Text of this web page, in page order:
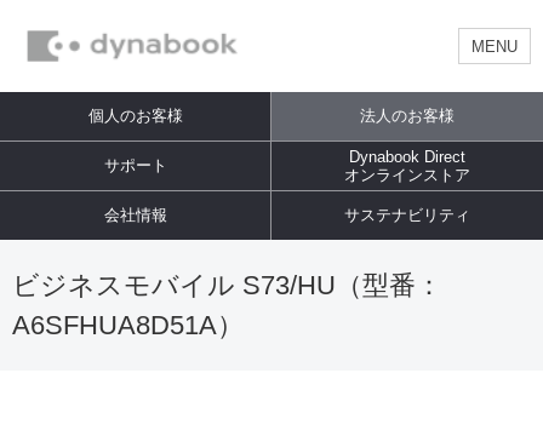
MENU
個人のお客様 法人のお客様
サポート
Dynabook Direct
オンラインストア
会社情報 サステナビリティ
ビジネスモバイル S73/HU（型番：
A6SFHUA8D51A）